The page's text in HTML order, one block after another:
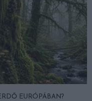
EURÓPÁBAN?